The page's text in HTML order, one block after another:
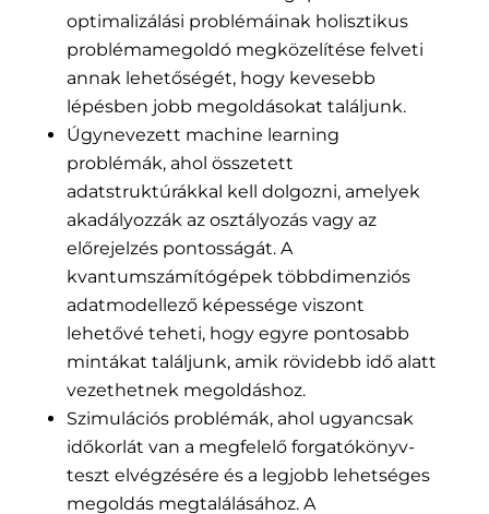
optimalizálási problémáinak holisztikus
problémamegoldó megközelítése felveti
annak lehetőségét, hogy kevesebb
lépésben jobb megoldásokat találjunk.
Úgynevezett machine learning
problémák, ahol összetett
adatstruktúrákkal kell dolgozni, amelyek
akadályozzák az osztályozás vagy az
előrejelzés pontosságát. A
kvantumszámítógépek többdimenziós
adatmodellező képessége viszont
lehetővé teheti, hogy egyre pontosabb
mintákat találjunk, amik rövidebb idő alatt
vezethetnek megoldáshoz.
Szimulációs problémák, ahol ugyancsak
időkorlát van a megfelelő forgatókönyv-
teszt elvégzésére és a legjobb lehetséges
megoldás megtalálásához. A